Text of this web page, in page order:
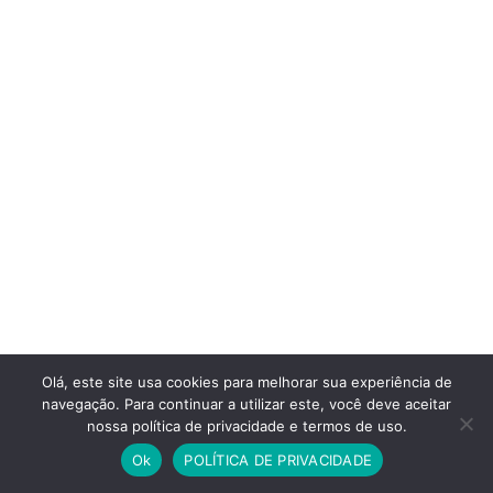
Olá, este site usa cookies para melhorar sua experiência de
navegação. Para continuar a utilizar este, você deve aceitar
nossa política de privacidade e termos de uso.
Ok
POLÍTICA DE PRIVACIDADE